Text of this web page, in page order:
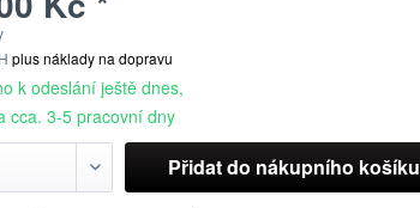
plus náklady na dopravu
k odeslání ještě dnes,
cca. 3-5 pracovní dny
Přidat do nákupního košíku